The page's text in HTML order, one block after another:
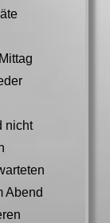
nicht
Abend